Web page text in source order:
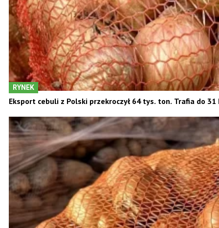
RYNEK
Eksport cebuli z Polski przekroczył 64 tys. ton. Trafia do